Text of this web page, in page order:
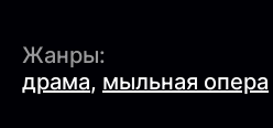
Жанры:
драма, мыльная опера